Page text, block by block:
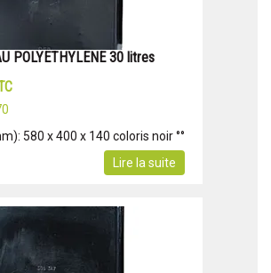
POLYETHYLENE 30 litres
580 x 400 x 140 coloris noir °°
Lire la suite